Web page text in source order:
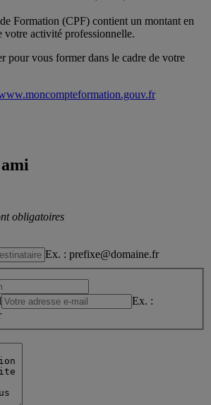
Formation (CPF) contient un montant en
votre activité professionnelle.
pour vous former dans le cadre de votre
obligatoires
Ex. : prefixe@domaine.fr
Ex. :